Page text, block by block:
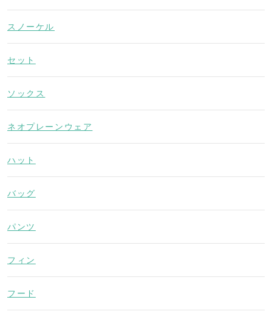
スノーケル
セット
ソックス
ネオプレーンウェア
ハット
バッグ
パンツ
フィン
フード